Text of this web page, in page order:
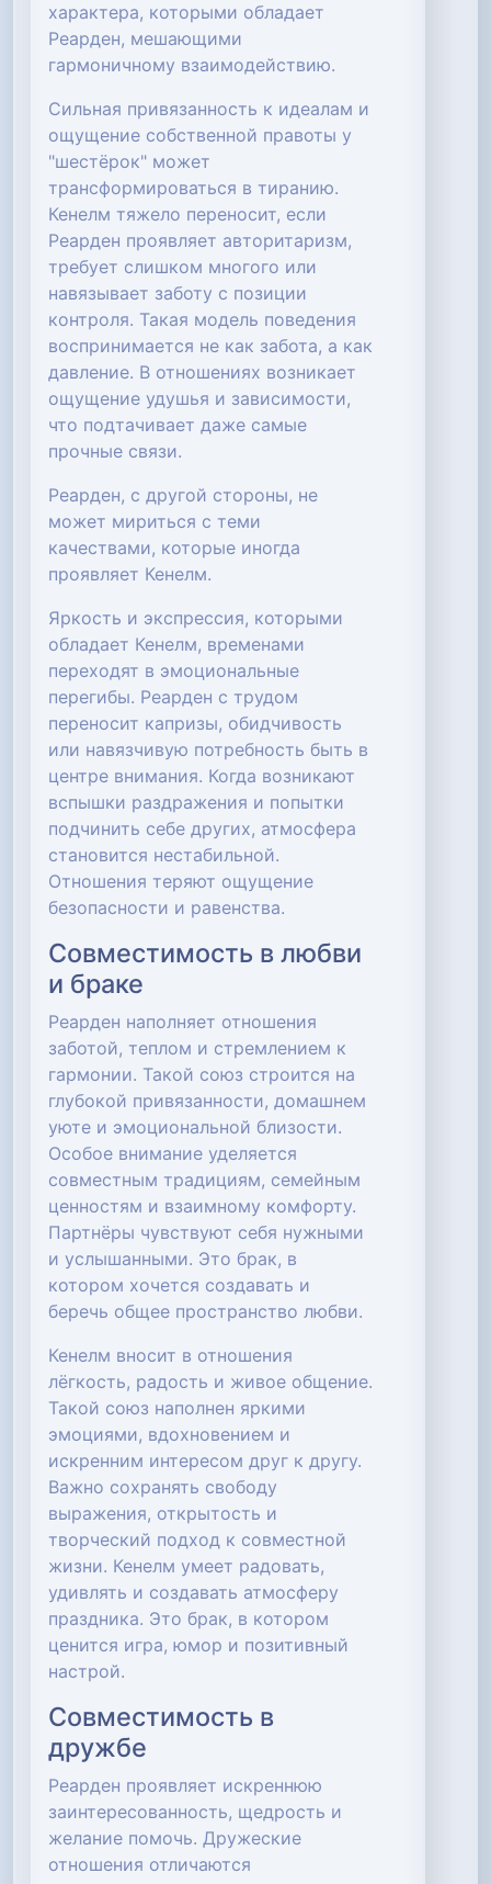
характера, которыми обладает
Реарден, мешающими
гармоничному взаимодействию.
Сильная привязанность к идеалам и
ощущение собственной правоты у
"шестёрок" может
трансформироваться в тиранию.
Кенелм тяжело переносит, если
Реарден проявляет авторитаризм,
требует слишком многого или
навязывает заботу с позиции
контроля. Такая модель поведения
воспринимается не как забота, а как
давление. В отношениях возникает
ощущение удушья и зависимости,
что подтачивает даже самые
прочные связи.
Реарден, с другой стороны, не
может мириться с теми
качествами, которые иногда
проявляет Кенелм.
Яркость и экспрессия, которыми
обладает Кенелм, временами
переходят в эмоциональные
перегибы. Реарден с трудом
переносит капризы, обидчивость
или навязчивую потребность быть в
центре внимания. Когда возникают
вспышки раздражения и попытки
подчинить себе других, атмосфера
становится нестабильной.
Отношения теряют ощущение
безопасности и равенства.
Совместимость в любви
и браке
Реарден наполняет отношения
заботой, теплом и стремлением к
гармонии. Такой союз строится на
глубокой привязанности, домашнем
уюте и эмоциональной близости.
Особое внимание уделяется
совместным традициям, семейным
ценностям и взаимному комфорту.
Партнёры чувствуют себя нужными
и услышанными. Это брак, в
котором хочется создавать и
беречь общее пространство любви.
Кенелм вносит в отношения
лёгкость, радость и живое общение.
Такой союз наполнен яркими
эмоциями, вдохновением и
искренним интересом друг к другу.
Важно сохранять свободу
выражения, открытость и
творческий подход к совместной
жизни. Кенелм умеет радовать,
удивлять и создавать атмосферу
праздника. Это брак, в котором
ценится игра, юмор и позитивный
настрой.
Совместимость в
дружбе
Реарден проявляет искреннюю
заинтересованность, щедрость и
желание помочь. Дружеские
отношения отличаются